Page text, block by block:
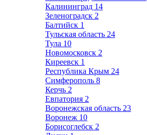
Калининград 14
Зеленоградск 2
Балтийск 1
Тульская область 24
Тула 10
Новомосковск 2
Киреевск 1
Республика Крым 24
Симферополь 8
Керчь 2
Евпатория 2
Воронежская область 23
Воронеж 10
Борисоглебск 2